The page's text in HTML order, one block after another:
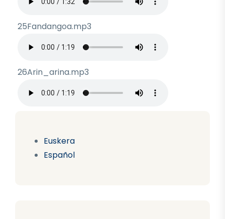
Euskera
Español
25Fandangoa.mp3
26Arin_arina.mp3